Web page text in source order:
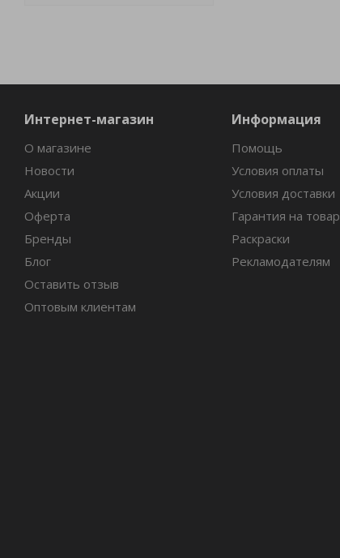
Интернет-магазин
О магазине
Новости
Акции
Оферта
Бренды
Блог
Оставить отзыв
Оптовым клиентам
Информация
Помощь
Условия оплаты
Условия доставки
Гарантия на товар
Раскраски
Рекламодателям